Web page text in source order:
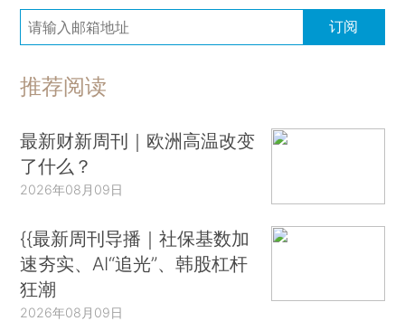
订阅
推荐阅读
最新财新周刊｜欧洲高温改变
了什么？
2026年08月09日
{{最新周刊导播｜社保基数加
速夯实、AI“追光”、韩股杠杆
狂潮
2026年08月09日